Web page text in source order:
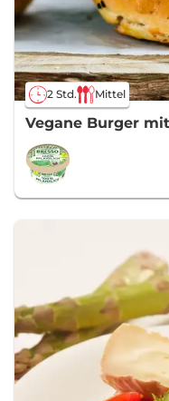
2 Std. Mittel
Vegane Burger